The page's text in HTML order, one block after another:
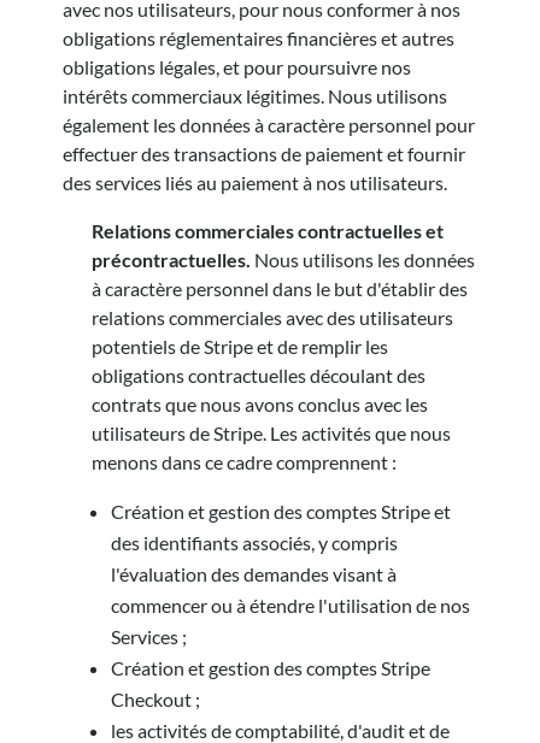
avec nos utilisateurs, pour nous conformer à nos
obligations réglementaires financières et autres
obligations légales, et pour poursuivre nos
intérêts commerciaux légitimes. Nous utilisons
également les données à caractère personnel pour
effectuer des transactions de paiement et fournir
des services liés au paiement à nos utilisateurs.
Relations commerciales contractuelles et
précontractuelles. Nous utilisons les données
à caractère personnel dans le but d'établir des
relations commerciales avec des utilisateurs
potentiels de Stripe et de remplir les
obligations contractuelles découlant des
contrats que nous avons conclus avec les
utilisateurs de Stripe. Les activités que nous
menons dans ce cadre comprennent :
Création et gestion des comptes Stripe et
des identifiants associés, y compris
l'évaluation des demandes visant à
commencer ou à étendre l'utilisation de nos
Services ;
Création et gestion des comptes Stripe
Checkout ;
les activités de comptabilité, d'audit et de